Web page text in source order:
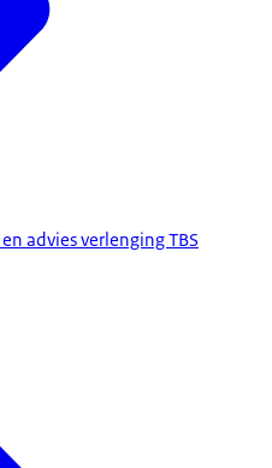
advies verlenging TBS